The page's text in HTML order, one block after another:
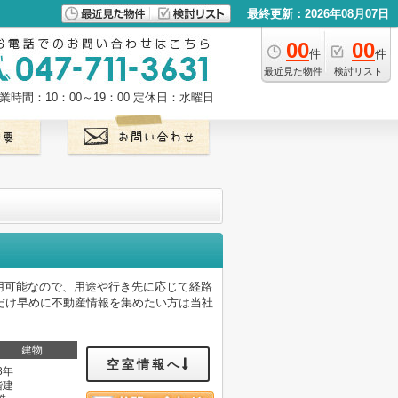
最終更新：2026年08月07日
00件
最近見た物件
00件
検討リスト
時間：10：00～19：00 定休日：水曜日
能なので、用途や行き先に応じて経路
早めに不動産情報を集めたい方は当社
建物
年
建
空室情報へ